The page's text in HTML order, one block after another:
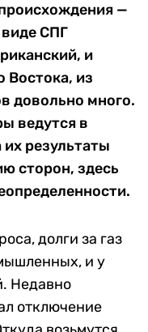
—
СПГ
и
Востока, из
довольно много.
ведутся в
результаты
сторон, здесь
долги за газ
и у
Недавно
отключение